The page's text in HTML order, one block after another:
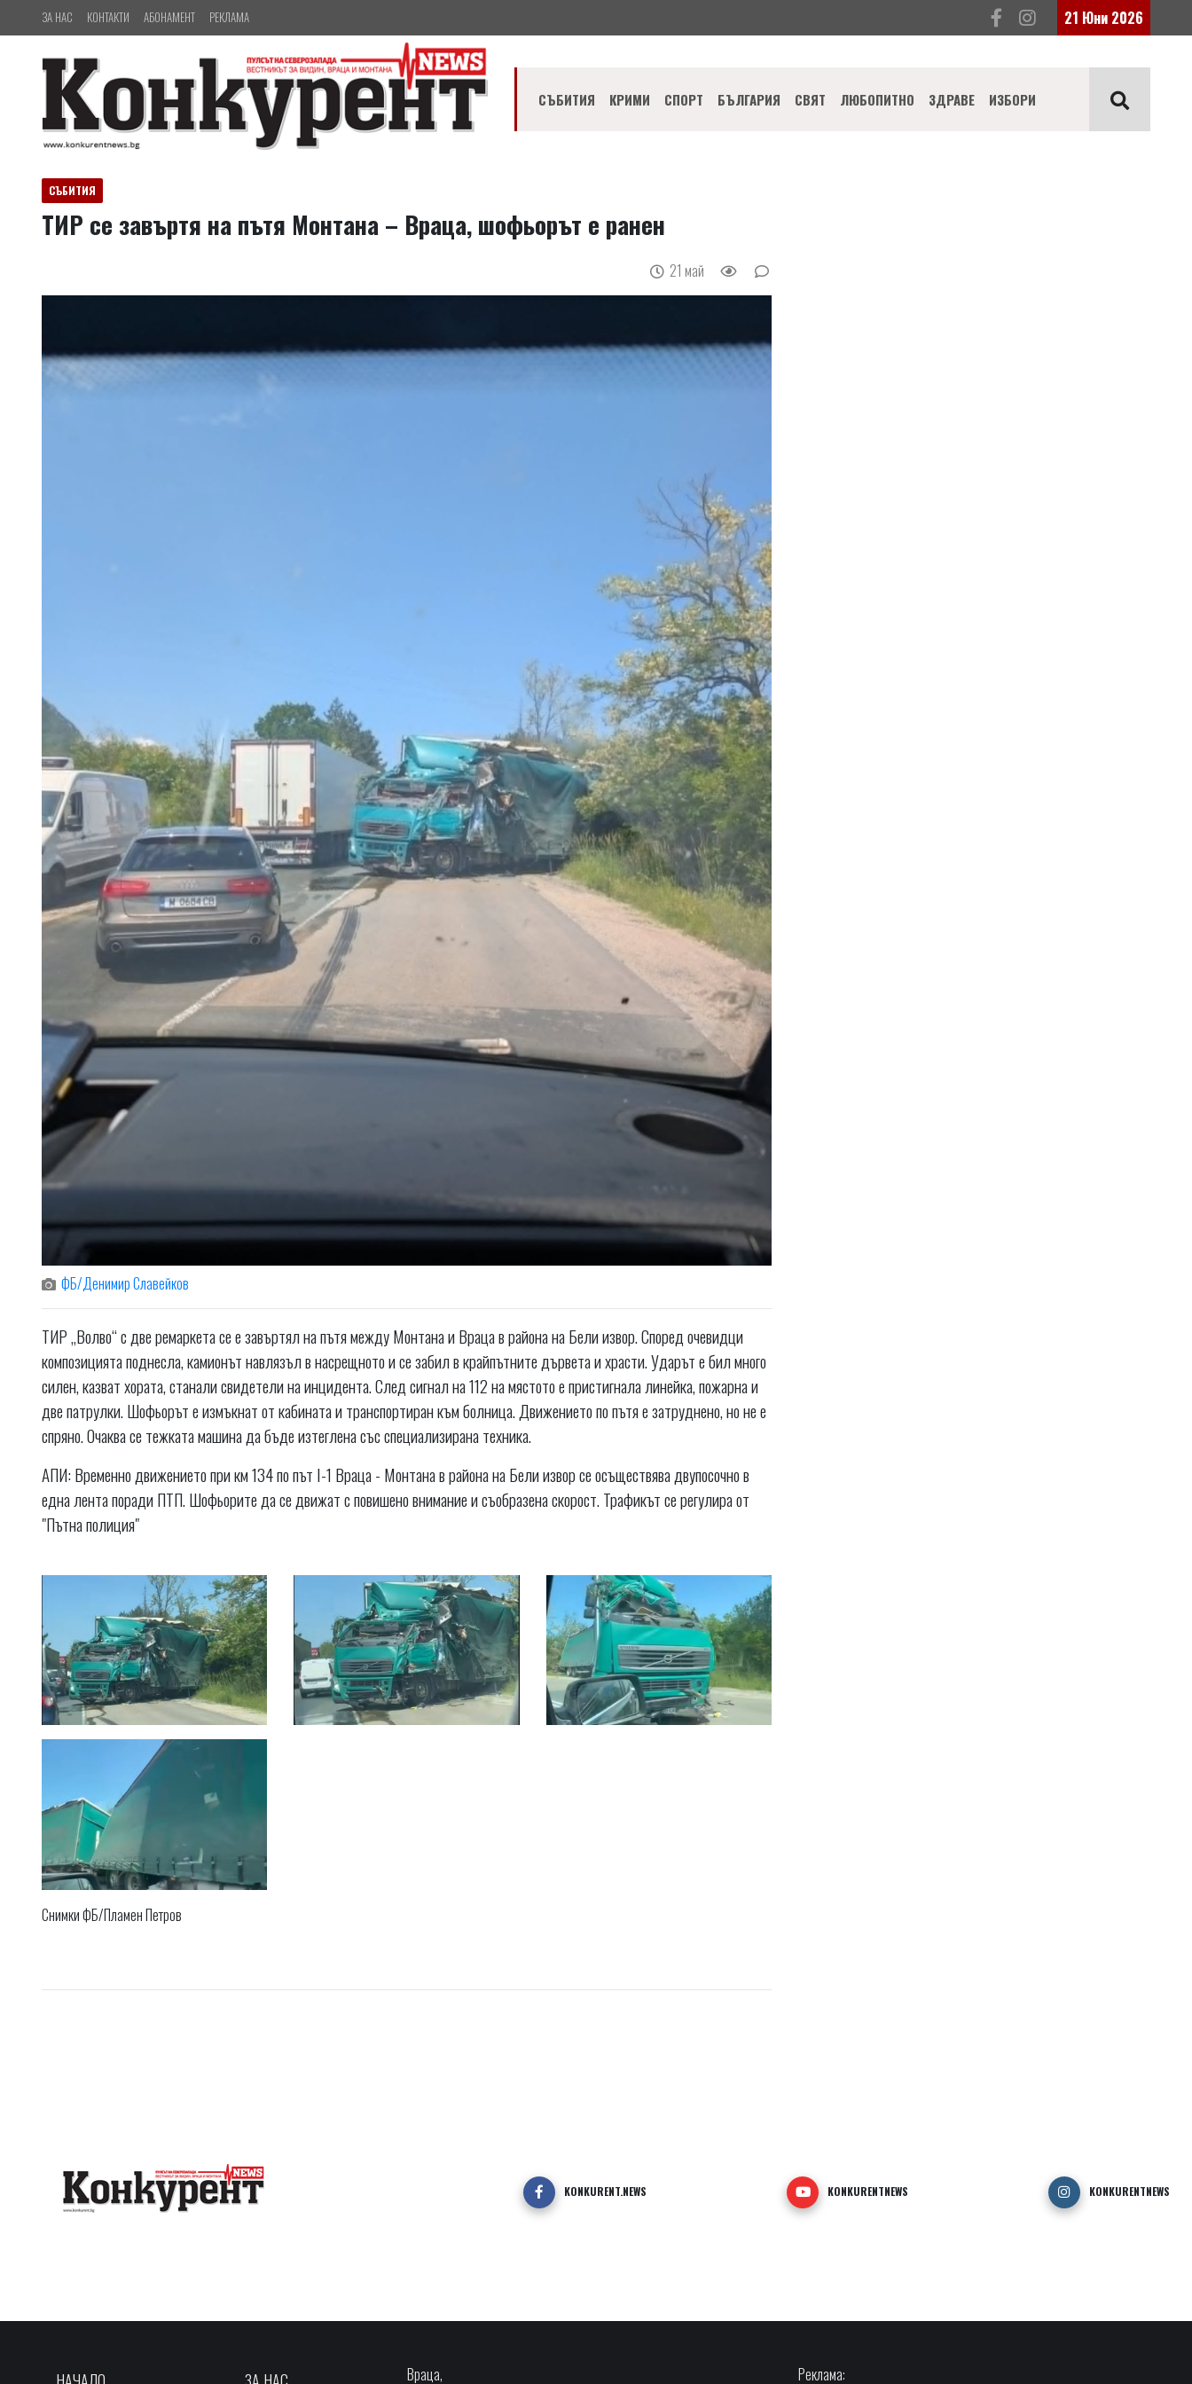
ЗА НАС КОНТАКТИ АБОНАМЕНТ РЕКЛАМА 21 Юни 2026
СЪБИТИЯ КРИМИ СПОРТ БЪЛГАРИЯ СВЯТ ЛЮБОПИТНО ЗДРАВЕ ИЗБОРИ
СЪБИТИЯ
ТИР се завъртя на пътя Монтана – Враца, шофьорът е ранен
21 май
ФБ/Денимир Славейков
ТИР „Волво“ с две ремаркета се е завъртял на пътя между Монтана и Враца в района на Бели извор. Според очевидци
композицията поднесла, камионът навлязъл в насрещното и се забил в крайпътните дървета и храсти. Ударът е бил много
силен, казват хората, станали свидетели на инцидента. След сигнал на 112 на мястото е пристигнала линейка, пожарна и
две патрулки. Шофьорът е измъкнат от кабината и транспортиран към болница. Движението по пътя е затруднено, но не е
спряно. Очаква се тежката машина да бъде изтеглена със специализирана техника.
АПИ: Временно движението при км 134 по път I-1 Враца - Монтана в района на Бели извор се осъществява двупосочно в
една лента поради ПТП. Шофьорите да се движат с повишено внимание и съобразена скорост. Трафикът се регулира от
"Пътна полиция"
Снимки ФБ/Пламен Петров
KONKURENT.NEWS KONKURENTNEWS KONKURENTNEWS
Враца, Реклама: